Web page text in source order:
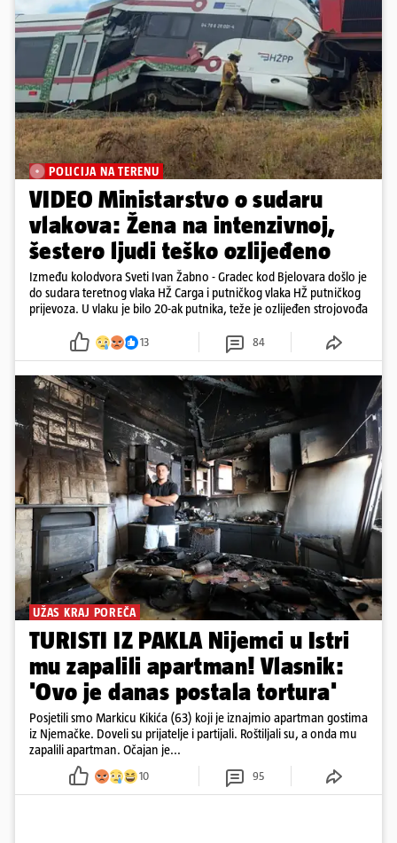
POLICIJA NA TERENU
VIDEO Ministarstvo o sudaru
vlakova: Žena na intenzivnoj,
šestero ljudi teško ozlijeđeno
Između kolodvora Sveti Ivan Žabno - Gradec kod Bjelovara došlo je
do sudara teretnog vlaka HŽ Carga i putničkog vlaka HŽ putničkog
prijevoza. U vlaku je bilo 20-ak putnika, teže je ozlijeđen strojovođa
13 84
UŽAS KRAJ POREČA
TURISTI IZ PAKLA Nijemci u Istri
mu zapalili apartman! Vlasnik:
'Ovo je danas postala tortura'
Posjetili smo Markicu Kikića (63) koji je iznajmio apartman gostima
iz Njemačke. Doveli su prijatelje i partijali. Roštiljali su, a onda mu
zapalili apartman. Očajan je...
10 95